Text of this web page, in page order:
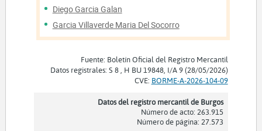
Diego Garcia Galan
Garcia Villaverde Maria Del Socorro
Fuente: Boletín Oficial del Registro Mercantil
Datos registrales: S 8 , H BU 19848, I/A 9 (28/05/2026)
CVE: BORME-A-2026-104-09
Datos del registro mercantil de Burgos
Número de acto: 263.915
Número de página: 27.573